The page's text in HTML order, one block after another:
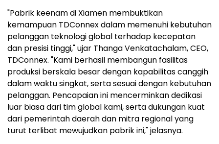
"Pabrik keenam di Xiamen membuktikan
kemampuan TDConnex dalam memenuhi kebutuhan
pelanggan teknologi global terhadap kecepatan
dan presisi tinggi," ujar Thanga Venkatachalam, CEO,
TDConnex. "Kami berhasil membangun fasilitas
produksi berskala besar dengan kapabilitas canggih
dalam waktu singkat, serta sesuai dengan kebutuhan
pelanggan. Pencapaian ini mencerminkan dedikasi
luar biasa dari tim global kami, serta dukungan kuat
dari pemerintah daerah dan mitra regional yang
turut terlibat mewujudkan pabrik ini," jelasnya.